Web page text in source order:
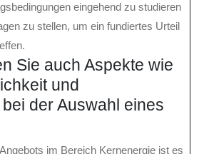
eingehend zu studieren
zu stellen, um ein fundiertes Urteil
Sie auch Aspekte wie
und
der Auswahl eines
im Bereich Kernenergie ist es